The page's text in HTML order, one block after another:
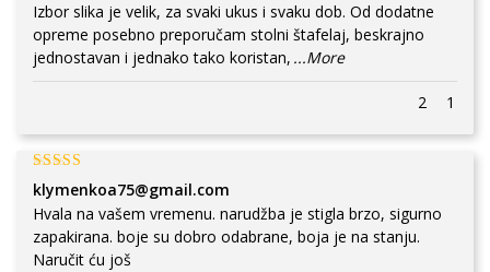
Izbor slika je velik, za svaki ukus i svaku dob. Od dodatne
opreme posebno preporučam stolni štafelaj, beskrajno
jednostavan i jednako tako koristan, ...More
2 1
klymenkoa75@gmail.com
Hvala na vašem vremenu. narudžba je stigla brzo, sigurno
zapakirana. boje su dobro odabrane, boja je na stanju.
Naručit ću još